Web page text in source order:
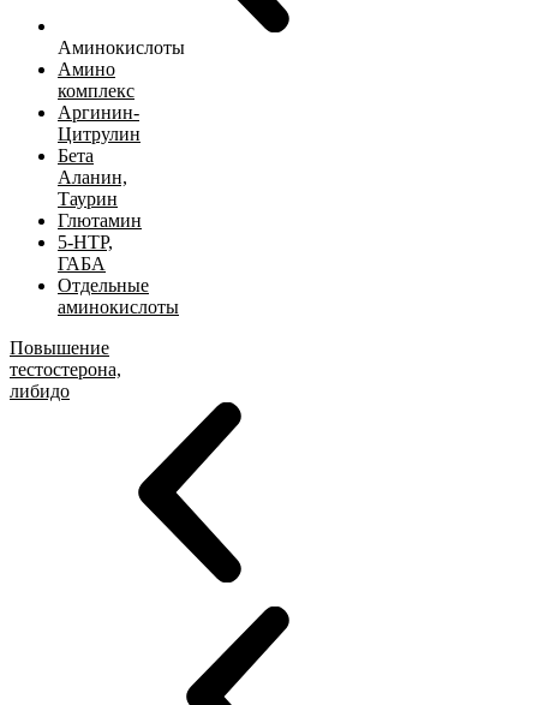
Аминокислоты
Амино
комплекс
Аргинин-
Цитрулин
Бета
Аланин,
Таурин
Глютамин
5-HTP,
ГАБА
Отдельные
аминокислоты
Повышение
тестостерона,
либидо